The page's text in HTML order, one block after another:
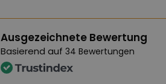
Ausgezeichnete Bewertung
Basierend auf 34 Bewertungen